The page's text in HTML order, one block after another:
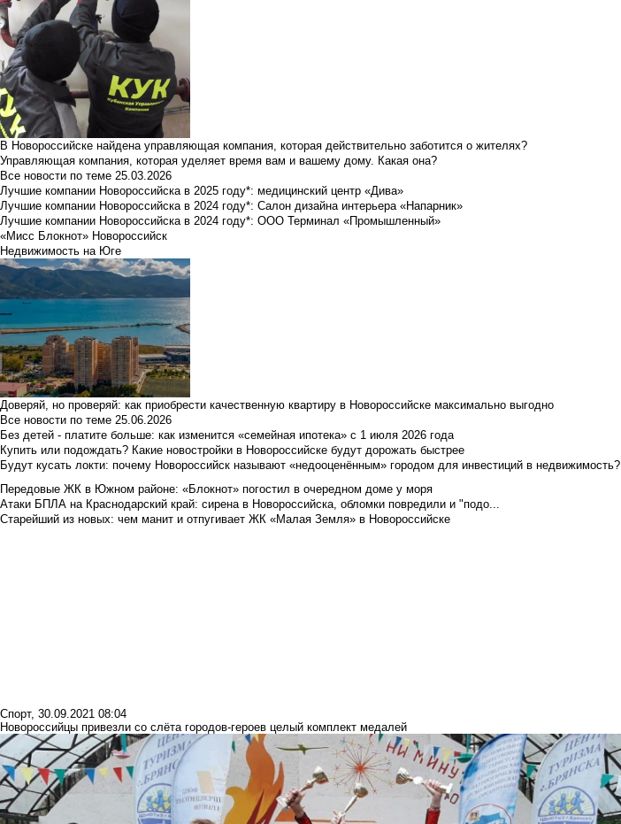
В Новороссийске найдена управляющая компания, которая действительно заботится о жителях?
Управляющая компания, которая уделяет время вам и вашему дому. Какая она?
Все новости по теме 25.03.2026
Лучшие компании Новороссийска в 2025 году*: медицинский центр «Дива»
Лучшие компании Новороссийска в 2024 году*: Салон дизайна интерьера «Напарник»
Лучшие компании Новороссийска в 2024 году*: ООО Терминал «Промышленный»
«Мисс Блокнот» Новороссийск
Недвижимость на Юге
Доверяй, но проверяй: как приобрести качественную квартиру в Новороссийске максимально выгодно
Все новости по теме 25.06.2026
Без детей - платите больше: как изменится «семейная ипотека» с 1 июля 2026 года
Купить или подождать? Какие новостройки в Новороссийске будут дорожать быстрее
Будут кусать локти: почему Новороссийск называют «недооценённым» городом для инвестиций в недвижимость?
Передовые ЖК в Южном районе: «Блокнот» погостил в очередном доме у моря
Атаки БПЛА на Краснодарский край: сирена в Новороссийска, обломки повредили и "подо...
Старейший из новых: чем манит и отпугивает ЖК «Малая Земля» в Новороссийске
Спорт, 30.09.2021 08:04
Новороссийцы привезли со слёта городов-героев целый комплект медалей